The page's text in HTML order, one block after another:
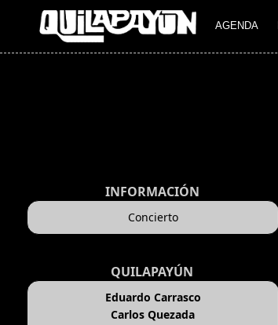
AGENDA
INFORMACIÓN
Concierto
QUILAPAYÚN
Eduardo Carrasco
Carlos Quezada